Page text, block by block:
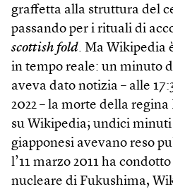
graffetta alla struttura del
passando per i rituali di
scottish fold. Ma Wikipedia
in tempo reale: un minuto
aveva dato notizia – alle
2022 – la morte della
su Wikipedia; undici
giapponesi avevano reso
l’11 marzo 2011 ha
nucleare di Fukushima,